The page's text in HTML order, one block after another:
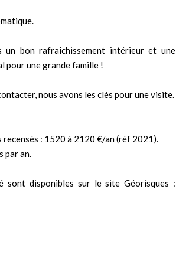
bon rafraîchissement intérieur et une
pour une grande famille !
nous avons les clés pour une visite.
: 1520 à 2120 €/an (réf 2021).
par an.
sont disponibles sur le site Géorisques :